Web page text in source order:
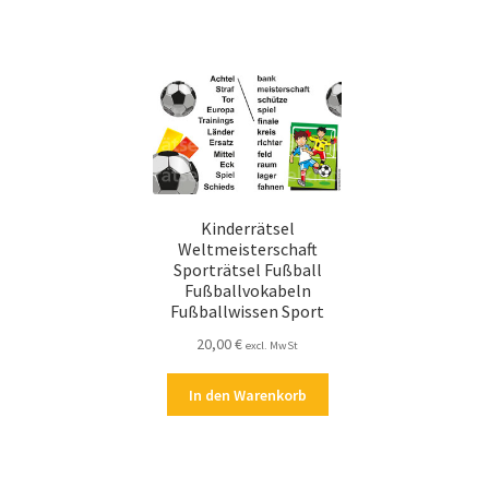
Kinderrätsel
Weltmeisterschaft
Sporträtsel Fußball
Fußballvokabeln
Fußballwissen Sport
20,00€ excl. MwSt
In den Warenkorb